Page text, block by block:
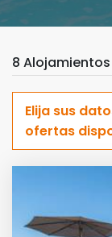
8 Alojamientos
Elija sus
ofertas